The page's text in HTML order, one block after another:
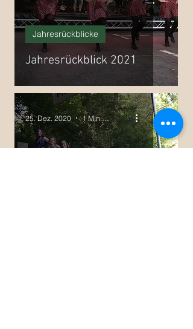
Jahresrückblick 2021
Jahresrückblicke
25. Dez. 2020 1 Min. Lesezeit